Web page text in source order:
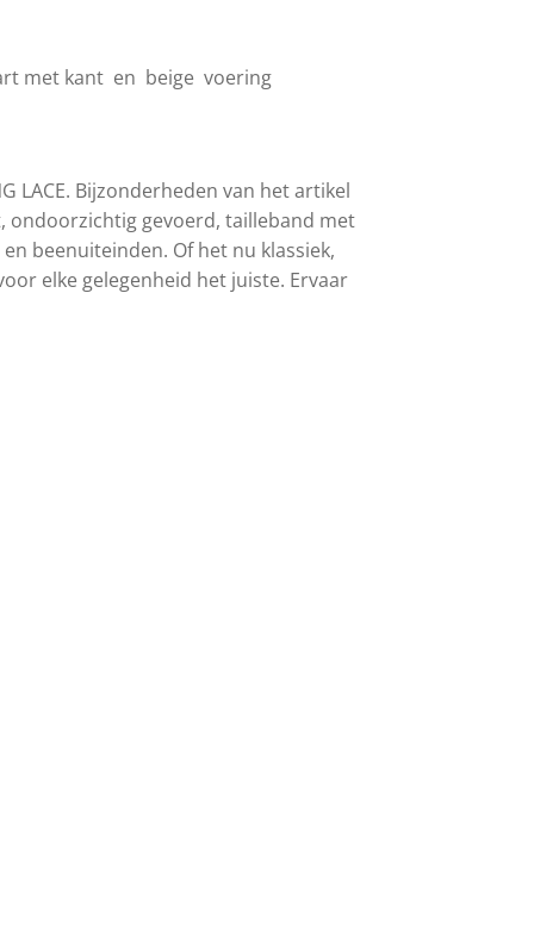
met kant en beige voering
LACE. Bijzonderheden van het artikel
gevoerd, tailleband met
beenuiteinden. Of het nu klassiek,
elke gelegenheid het juiste. Ervaar